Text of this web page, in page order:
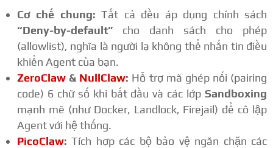
Cơ chế chung: Tất cả đều áp dụng chính sách
“Deny-by-default” cho danh sách cho phép
(allowlist), nghĩa là người lạ không thể nhắn tin điều
khiển Agent của bạn.
ZeroClaw & NullClaw: Hỗ trợ mã ghép nối (pairing
code) 6 chữ số khi bắt đầu và các lớp Sandboxing
mạnh mẽ (như Docker, Landlock, Firejail) để cô lập
Agent với hệ thống.
PicoClaw: Tích hợp các bộ bảo vệ ngăn chặn các